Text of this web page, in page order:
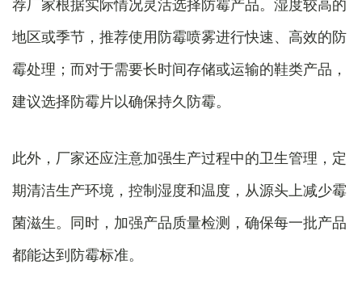
荐厂家根据实际情况灵活选择防霉产品。湿度较高的
地区或季节，推荐使用防霉喷雾进行快速、高效的防
霉处理；而对于需要长时间存储或运输的鞋类产品，
建议选择防霉片以确保持久防霉。
此外，厂家还应注意加强生产过程中的卫生管理，定
期清洁生产环境，控制湿度和温度，从源头上减少霉
菌滋生。同时，加强产品质量检测，确保每一批产品
都能达到防霉标准。